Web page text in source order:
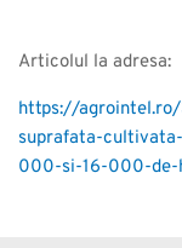
Articolul la adresa:
https://
suprafata-
000-si-16-000-de-